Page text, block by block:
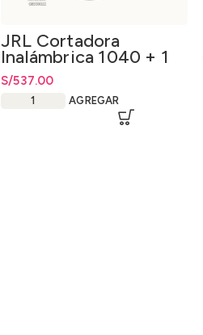
JRL Cortadora
Inalámbrica 1040 + 1
Set de 8 Peines de
Regalo
S/537.00
AGREGAR